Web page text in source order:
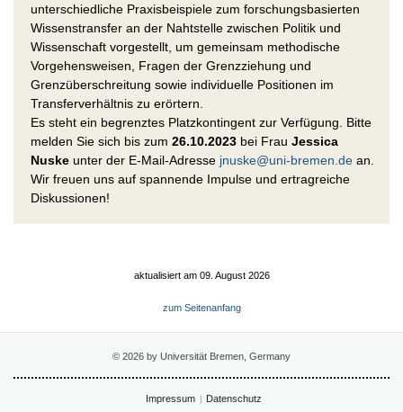
unterschiedliche Praxisbeispiele zum forschungsbasierten
Wissenstransfer an der Nahtstelle zwischen Politik und
Wissenschaft vorgestellt, um gemeinsam methodische
Vorgehensweisen, Fragen der Grenzziehung und
Grenzüberschreitung sowie individuelle Positionen im
Transferverhältnis zu erörtern.
Es steht ein begrenztes Platzkontingent zur Verfügung. Bitte
melden Sie sich bis zum 26.10.2023 bei Frau Jessica
Nuske unter der E-Mail-Adresse jnuske@uni-bremen.de an.
Wir freuen uns auf spannende Impulse und ertragreiche
Diskussionen!
aktualisiert am 09. August 2026
zum Seitenanfang
© 2026 by Universität Bremen, Germany
Impressum Datenschutz